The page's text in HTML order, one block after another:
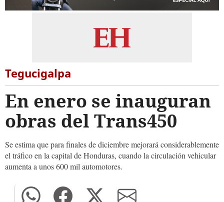
Tegucigalpa
En enero se inauguran
obras del Trans450
Se estima que para finales de diciembre mejorará considerablemente
el tráfico en la capital de Honduras, cuando la circulación vehicular
aumenta a unos 600 mil automotores.